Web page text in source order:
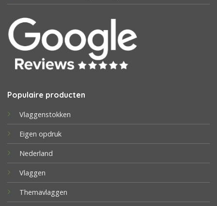
Populaire producten
Vlaggenstokken
Eigen opdruk
Nederland
Vlaggen
Themavlaggen